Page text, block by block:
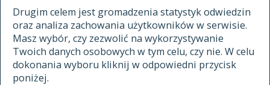
Drugim celem jest gromadzenia statystyk odwiedzin
oraz analiza zachowania użytkowników w serwisie.
Masz wybór, czy zezwolić na wykorzystywanie
Twoich danych osobowych w tym celu, czy nie. W celu
dokonania wyboru kliknij w odpowiedni przycisk
poniżej.
materiały archiwalne
cytowanie
kontakt